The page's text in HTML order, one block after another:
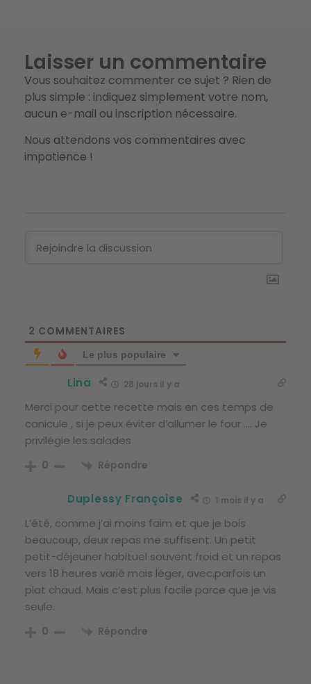
Laisser un commentaire
Vous souhaitez commenter ce sujet ? Rien de
plus simple : indiquez simplement votre nom,
aucun e-mail ou inscription nécessaire.
Nous attendons vos commentaires avec
impatience !
2 COMMENTAIRES
Le plus populaire
Lina 28 jours il y a
Merci pour cette recette mais en ces temps de
canicule , si je peux éviter d’allumer le four …. Je
privilégie les salades
0 Répondre
Duplessy Françoise 1 mois il y a
L’été, comme j’ai moins faim et que je bois
beaucoup, deux repas me suffisent. Un petit
petit-déjeuner habituel souvent froid et un repas
vers 18 heures varié mais léger, avec.parfois un
plat chaud. Mais c’est plus facile parce que je vis
seule.
0 Répondre